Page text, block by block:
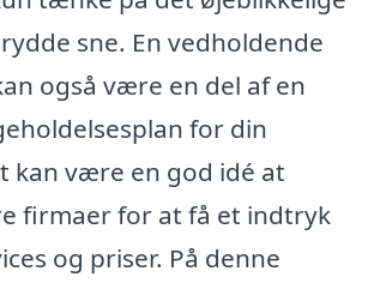
sne. En vedholdende
også være en del af en
for din
kan være en god idé at
firmaer for at få et indtryk
og priser. På denne